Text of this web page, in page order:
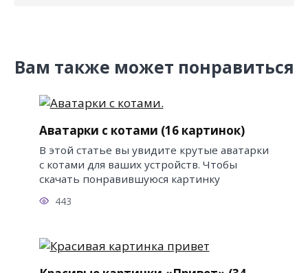
Вам также может понравиться
Аватарки с котами (16 картинок)
В этой статье вы увидите крутые аватарки
с котами для ваших устройств. Чтобы
скачать понравившуюся картинку
443